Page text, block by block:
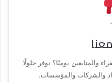
والمتابعين يوميًا؟ نوفر حلولًا
والشركات والمؤسسات.